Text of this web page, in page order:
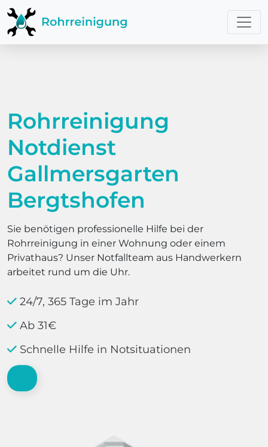
Rohrreinigung
Notdienst
Gallmersgarten
Bergtshofen
Sie benötigen professionelle Hilfe bei der
Rohrreinigung in einer Wohnung oder einem
Privathaus? Unser Notfallteam aus Handwerkern
arbeitet rund um die Uhr.
24/7, 365 Tage im Jahr
Ab 31€
Schnelle Hilfe in Notsituationen